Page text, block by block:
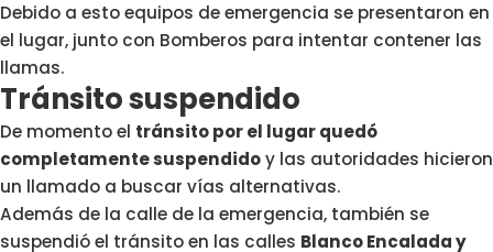
Debido a esto equipos de emergencia se presentaron en
el lugar, junto con Bomberos para intentar contener las
llamas.
Tránsito suspendido
De momento el tránsito por el lugar quedó
completamente suspendidoy las autoridades hicieron
un llamado a buscar vías alternativas.
Además de la calle de la emergencia, también se
suspendió el tránsito en las calles Blanco Encalada y